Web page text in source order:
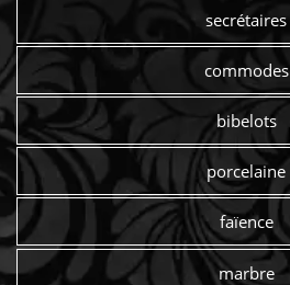
secrétaires
commodes
bibelots
porcelaine
faïence
marbre